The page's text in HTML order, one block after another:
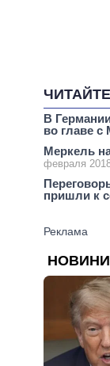
В
во главе
Меркель
февраля
пришли к